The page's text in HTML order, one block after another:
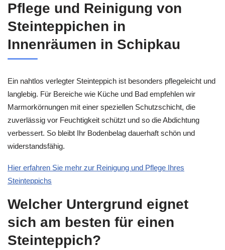
Pflege und Reinigung von
Steinteppichen in
Innenräumen in Schipkau
Ein nahtlos verlegter Steinteppich ist besonders pflegeleicht und
langlebig. Für Bereiche wie Küche und Bad empfehlen wir
Marmorkörnungen mit einer speziellen Schutzschicht, die
zuverlässig vor Feuchtigkeit schützt und so die Abdichtung
verbessert. So bleibt Ihr Bodenbelag dauerhaft schön und
widerstandsfähig.
Hier erfahren Sie mehr zur Reinigung und Pflege Ihres
Steinteppichs
Welcher Untergrund eignet
sich am besten für einen
Steinteppich?